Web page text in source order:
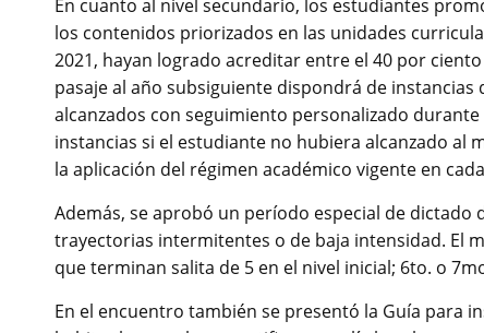
En cuanto al nivel secundario, los estudiantes
los contenidos priorizados en las unidades
2021, hayan logrado acreditar entre el 40 por
pasaje al año subsiguiente dispondrá de
alcanzados con seguimiento personalizado
instancias si el estudiante no hubiera alcanzado
la aplicación del régimen académico vigente en
Además, se aprobó un período especial de
trayectorias intermitentes o de baja intensidad. El
que terminan salita de 5 en el nivel inicial; 6to. o
En el encuentro también se presentó la Guía para